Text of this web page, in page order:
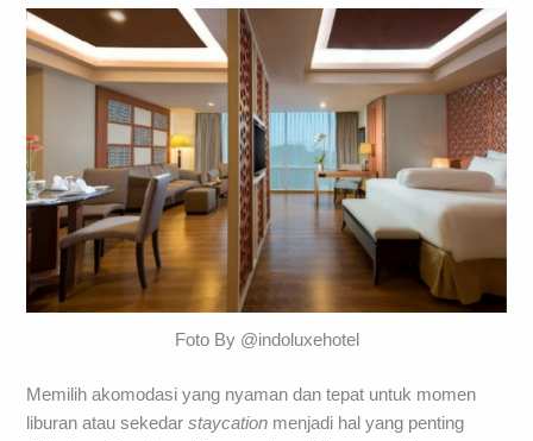
Foto By @indoluxehotel
Memilih akomodasi yang nyaman dan tepat untuk momen
liburan atau sekedarstaycation menjadi hal yang penting